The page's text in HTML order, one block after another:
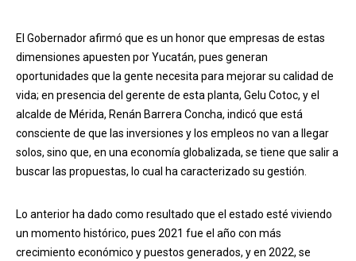
El Gobernador afirmó que es un honor que empresas de estas
dimensiones apuesten por Yucatán, pues generan
oportunidades que la gente necesita para mejorar su calidad de
vida; en presencia del gerente de esta planta, Gelu Cotoc, y el
alcalde de Mérida, Renán Barrera Concha, indicó que está
consciente de que las inversiones y los empleos no van a llegar
solos, sino que, en una economía globalizada, se tiene que salir a
buscar las propuestas, lo cual ha caracterizado su gestión.
Lo anterior ha dado como resultado que el estado esté viviendo
un momento histórico, pues 2021 fue el año con más
crecimiento económico y puestos generados, y en 2022, se